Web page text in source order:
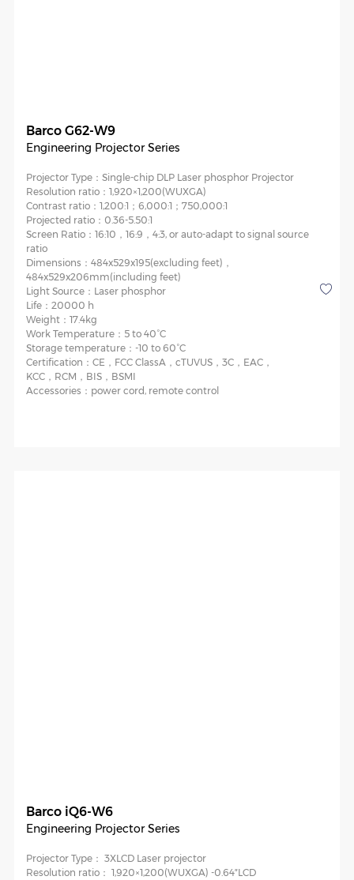
Barco G62-W9
Engineering Projector Series
Projector Type： Single-chip DLP Laser phosphor Projector
Resolution ratio： 1,920×1,200(WUXGA)
Contrast ratio： 1,200:1；6,000:1；750,000:1
Projected ratio： 0.36-5.50:1
Screen Ratio： 16:10，16:9，4:3, or auto-adapt to signal source
ratio
Dimensions： 484x529x195(excluding feet)，
484x529x206mm(including feet)
Light Source： Laser phosphor
Life： 20000 h
Weight： 17.4kg
Work Temperature： 5 to 40°C
Storage temperature： -10 to 60°C
Certification： CE，FCC ClassA，cTUVUS，3C，EAC，
KCC，RCM，BIS，BSMI
Accessories： power cord, remote control
Barco iQ6-W6
Engineering Projector Series
Projector Type： 3XLCD Laser projector
Resolution ratio： 1,920×1,200(WUXGA) -0.64″LCD